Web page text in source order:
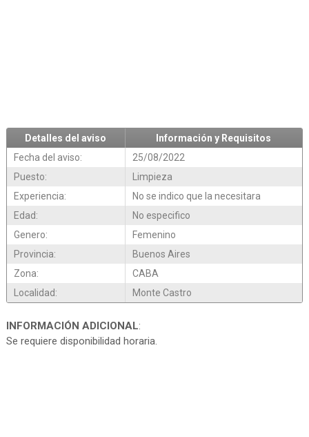
Detalles del aviso
Información y Requisitos
Fecha del aviso:
25/08/2022
Puesto:
Limpieza
Experiencia:
No se indico que la necesitara
Edad:
No especifico
Genero:
Femenino
Provincia:
Buenos Aires
Zona:
CABA
Localidad:
Monte Castro
INFORMACIÓN ADICIONAL:
Se requiere disponibilidad horaria.